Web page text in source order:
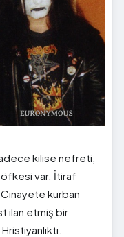
kilise nefreti,
var. İtiraf
kurban
ilan etmiş bir